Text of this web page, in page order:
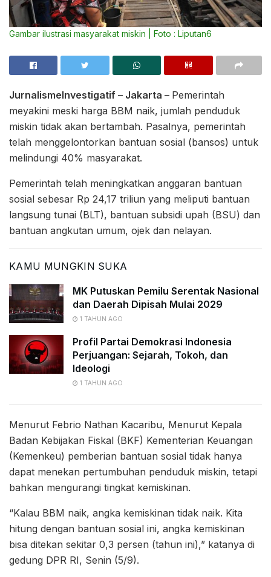
Gambar ilustrasi masyarakat miskin | Foto : Liputan6
JurnalismeInvestigatif – Jakarta – Pemerintah
meyakini meski harga BBM naik, jumlah penduduk
miskin tidak akan bertambah. Pasalnya, pemerintah
telah menggelontorkan bantuan sosial (bansos) untuk
melindungi 40% masyarakat.
Pemerintah telah meningkatkan anggaran bantuan
sosial sebesar Rp 24,17 triliun yang meliputi bantuan
langsung tunai (BLT), bantuan subsidi upah (BSU) dan
bantuan angkutan umum, ojek dan nelayan.
KAMU MUNGKIN SUKA
MK Putuskan Pemilu Serentak Nasional
dan Daerah Dipisah Mulai 2029
1 TAHUN AGO
Profil Partai Demokrasi Indonesia
Perjuangan: Sejarah, Tokoh, dan
Ideologi
1 TAHUN AGO
Menurut Febrio Nathan Kacaribu, Menurut Kepala
Badan Kebijakan Fiskal (BKF) Kementerian Keuangan
(Kemenkeu) pemberian bantuan sosial tidak hanya
dapat menekan pertumbuhan penduduk miskin, tetapi
bahkan mengurangi tingkat kemiskinan.
“Kalau BBM naik, angka kemiskinan tidak naik. Kita
hitung dengan bantuan sosial ini, angka kemiskinan
bisa ditekan sekitar 0,3 persen (tahun ini),” katanya di
gedung DPR RI, Senin (5/9).